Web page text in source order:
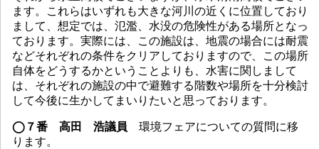
ます。これらはいずれも大きな河川の近くに位置しており
まして、想定では、氾濫、水没の危険性がある場所となっ
ております。実際には、この施設は、地震の場合には耐震
などそれぞれの条件をクリアしておりますので、この場所
自体をどうするかということよりも、水害に関しまして
は、それぞれの施設の中で避難する階数や場所を十分検討
して今後に生かしてまいりたいと思っております。
◯７番 高田 浩議員 環境フェアについての質問に移
ります。